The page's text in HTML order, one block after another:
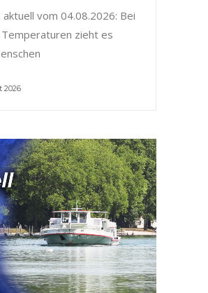
aktuell vom 04.08.2026: Bei
zieht es
2026